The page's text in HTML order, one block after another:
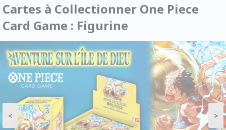
Cartes à Collectionner One Piece
Card Game : Figurine
< >